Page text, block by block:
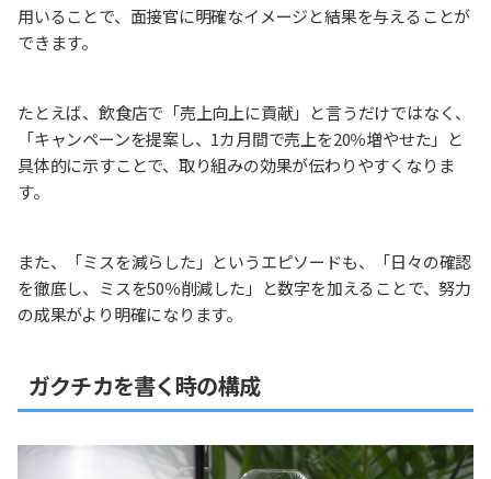
用いることで、面接官に明確なイメージと結果を与えることが
できます。
たとえば、飲食店で「売上向上に貢献」と言うだけではなく、
「キャンペーンを提案し、1カ月間で売上を20％増やせた」と
具体的に示すことで、取り組みの効果が伝わりやすくなりま
す。
また、「ミスを減らした」というエピソードも、「日々の確認
を徹底し、ミスを50％削減した」と数字を加えることで、努力
の成果がより明確になります。
ガクチカを書く時の構成